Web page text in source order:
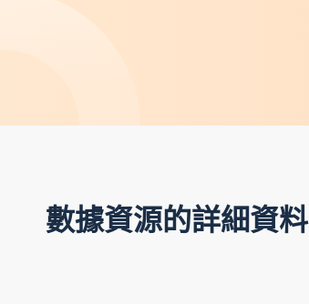
數據資源的詳細資料